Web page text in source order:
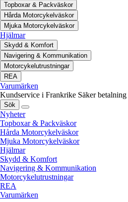
Topboxar & Packväskor
Hårda Motorcykelväskor
Mjuka Motorcykelväskor
Hjälmar
Skydd & Komfort
Navigering & Kommunikation
Motorcykelutrustningar
REA
Varumärken
Kundservice i Frankrike Säker betalning
Sök
Nyheter
Topboxar & Packväskor
Hårda Motorcykelväskor
Mjuka Motorcykelväskor
Hjälmar
Skydd & Komfort
Navigering & Kommunikation
Motorcykelutrustningar
REA
Varumärken